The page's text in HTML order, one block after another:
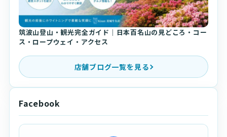
筑波山登山・観光完全ガイド｜日本百名山の見どころ・コー
ス・ロープウェイ・アクセス
店舗ブログ一覧を見る
Facebook